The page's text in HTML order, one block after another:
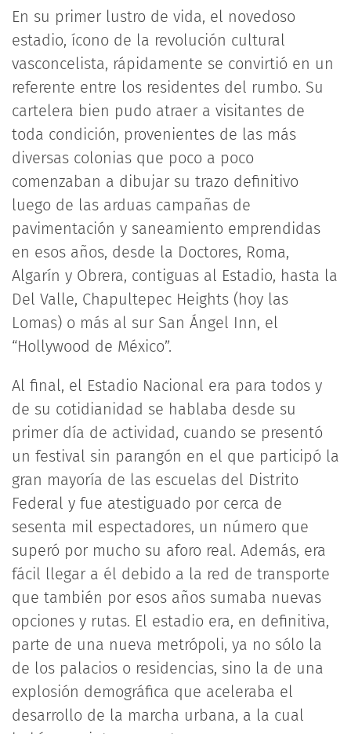
En su primer lustro de vida, el novedoso
estadio, ícono de la revolución cultural
vasconcelista, rápidamente se convirtió en un
referente entre los residentes del rumbo. Su
cartelera bien pudo atraer a visitantes de
toda condición, provenientes de las más
diversas colonias que poco a poco
comenzaban a dibujar su trazo definitivo
luego de las arduas campañas de
pavimentación y saneamiento emprendidas
en esos años, desde la Doctores, Roma,
Algarín y Obrera, contiguas al Estadio, hasta la
Del Valle, Chapultepec Heights (hoy las
Lomas) o más al sur San Ángel Inn, el
“Hollywood de México”.
Al final, el Estadio Nacional era para todos y
de su cotidianidad se hablaba desde su
primer día de actividad, cuando se presentó
un festival sin parangón en el que participó la
gran mayoría de las escuelas del Distrito
Federal y fue atestiguado por cerca de
sesenta mil espectadores, un número que
superó por mucho su aforo real. Además, era
fácil llegar a él debido a la red de transporte
que también por esos años sumaba nuevas
opciones y rutas. El estadio era, en definitiva,
parte de una nueva metrópoli, ya no sólo la
de los palacios o residencias, sino la de una
explosión demográfica que aceleraba el
desarrollo de la marcha urbana, a la cual